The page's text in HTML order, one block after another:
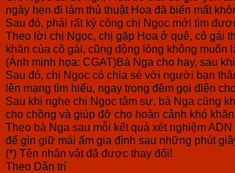
ngày hẹn đi làm thủ thuật Hoa đã biến mất
Sau đó, phải rất kỳ công chị Ngọc mới tìm
Theo lời chị Ngọc, chị gặp Hoa ở quê, cô gái
khăn của cô gái, cũng động lòng không muốn
(Ảnh minh họa: CGAT)Bà Nga cho hay, sau
Sau đó, chị Ngọc có chia sẻ với người bạn
lên mạng tìm hiểu, ngay trong đêm gọi điện
Sau khi nghe chị Ngọc tâm sự, bà Nga cũng
cho chồng và giúp đỡ cho hoàn cảnh khó
Theo bà Nga sau mỗi kết quả xét nghiệm
để gìn giữ mái ấm gia đình sau những phút
(*) Tên nhân vật đã được thay đổi!
Theo Dân trí